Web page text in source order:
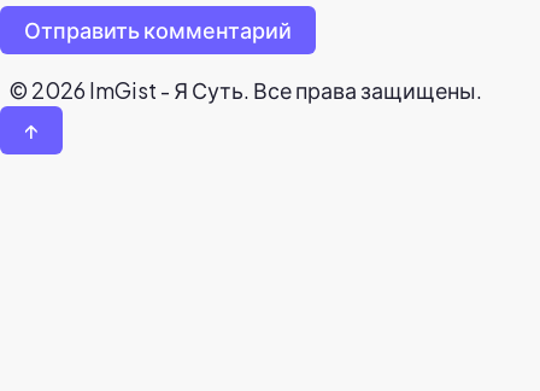
Отправить комментарий
© 2026 ImGist - Я Суть. Все права защищены.
↑